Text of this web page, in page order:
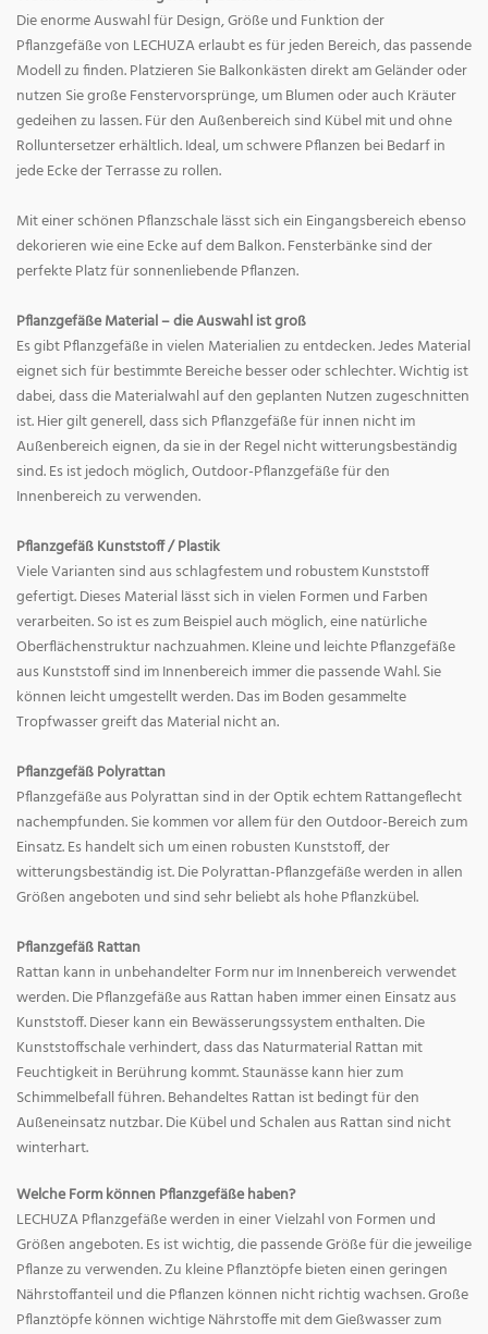
Die enorme Auswahl für Design, Größe und Funktion der
Pflanzgefäße von LECHUZA erlaubt es für jeden Bereich, das passende
Modell zu finden. Platzieren Sie Balkonkästen direkt am Geländer oder
nutzen Sie große Fenstervorsprünge, um Blumen oder auch Kräuter
gedeihen zu lassen. Für den Außenbereich sind Kübel mit und ohne
Rolluntersetzer erhältlich. Ideal, um schwere Pflanzen bei Bedarf in
jede Ecke der Terrasse zu rollen.
Mit einer schönen Pflanzschale lässt sich ein Eingangsbereich ebenso
dekorieren wie eine Ecke auf dem Balkon. Fensterbänke sind der
perfekte Platz für sonnenliebende Pflanzen.
Pflanzgefäße Material – die Auswahl ist groß
Es gibt Pflanzgefäße in vielen Materialien zu entdecken. Jedes Material
eignet sich für bestimmte Bereiche besser oder schlechter. Wichtig ist
dabei, dass die Materialwahl auf den geplanten Nutzen zugeschnitten
ist. Hier gilt generell, dass sich Pflanzgefäße für innen nicht im
Außenbereich eignen, da sie in der Regel nicht witterungsbeständig
sind. Es ist jedoch möglich, Outdoor-Pflanzgefäße für den
Innenbereich zu verwenden.
Pflanzgefäß Kunststoff / Plastik
Viele Varianten sind aus schlagfestem und robustem Kunststoff
gefertigt. Dieses Material lässt sich in vielen Formen und Farben
verarbeiten. So ist es zum Beispiel auch möglich, eine natürliche
Oberflächenstruktur nachzuahmen. Kleine und leichte Pflanzgefäße
aus Kunststoff sind im Innenbereich immer die passende Wahl. Sie
können leicht umgestellt werden. Das im Boden gesammelte
Tropfwasser greift das Material nicht an.
Pflanzgefäß Polyrattan
Pflanzgefäße aus Polyrattan sind in der Optik echtem Rattangeflecht
nachempfunden. Sie kommen vor allem für den Outdoor-Bereich zum
Einsatz. Es handelt sich um einen robusten Kunststoff, der
witterungsbeständig ist. Die Polyrattan-Pflanzgefäße werden in allen
Größen angeboten und sind sehr beliebt als hohe Pflanzkübel.
Pflanzgefäß Rattan
Rattan kann in unbehandelter Form nur im Innenbereich verwendet
werden. Die Pflanzgefäße aus Rattan haben immer einen Einsatz aus
Kunststoff. Dieser kann ein Bewässerungssystem enthalten. Die
Kunststoffschale verhindert, dass das Naturmaterial Rattan mit
Feuchtigkeit in Berührung kommt. Staunässe kann hier zum
Schimmelbefall führen. Behandeltes Rattan ist bedingt für den
Außeneinsatz nutzbar. Die Kübel und Schalen aus Rattan sind nicht
winterhart.
Welche Form können Pflanzgefäße haben?
LECHUZA Pflanzgefäße werden in einer Vielzahl von Formen und
Größen angeboten. Es ist wichtig, die passende Größe für die jeweilige
Pflanze zu verwenden. Zu kleine Pflanztöpfe bieten einen geringen
Nährstoffanteil und die Pflanzen können nicht richtig wachsen. Große
Pflanztöpfe können wichtige Nährstoffe mit dem Gießwasser zum